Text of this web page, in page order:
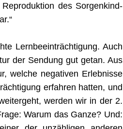
des Sorgenkind-
Lernbeeinträchtigung. Auch
der Sendung gut getan. Aus
welche negativen Erlebnisse
erfahren hatten, und
werden wir in der 2.
Warum das Ganze? Und: